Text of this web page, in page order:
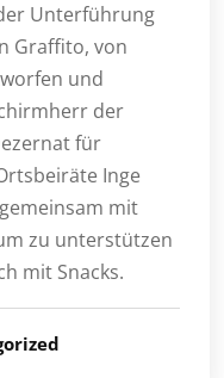
Unterführung
Graffito, von
und
der
für
Inge
mit
zu unterstützen
mit Snacks.